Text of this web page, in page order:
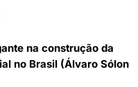
na construção da
no Brasil (Álvaro Sólon